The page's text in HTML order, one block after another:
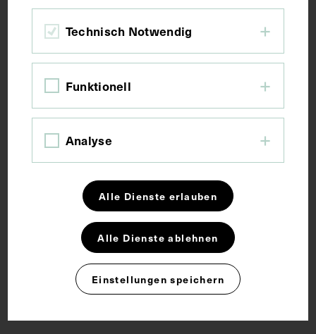
Kurzbeschreibung
Vorderseitig mit einem Stempel des Instituts für
Geschichte der Medizin, Wien, versehen.
Schlagwörter
Dermatologie Sexualwissenschaft
CC BY-NC-SA 4.0
Technisch Notwendig
Funktionell
Analyse
Alle Dienste erlauben
Alle Dienste ablehnen
Einstellungen speichern